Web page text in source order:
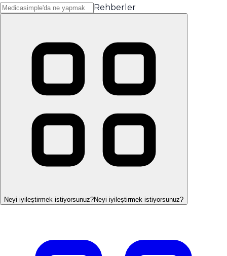
Rehberler
Neyi iyileştirmek istiyorsunuz?Neyi iyileştirmek istiyorsunuz?